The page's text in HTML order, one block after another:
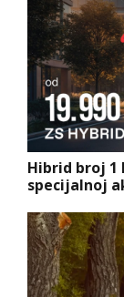
Hibrid broj 1
specijalnoj